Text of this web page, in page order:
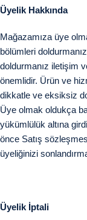
Üyelik Hakkında
Mağazamıza üye
bölümleri
doldurmanız iletişim
önemlidir. Ürün ve
dikkatle ve eksiksiz
Üye olmak oldukça
yükümlülük altına
önce Satış
üyeliğinizi
Üyelik İptali